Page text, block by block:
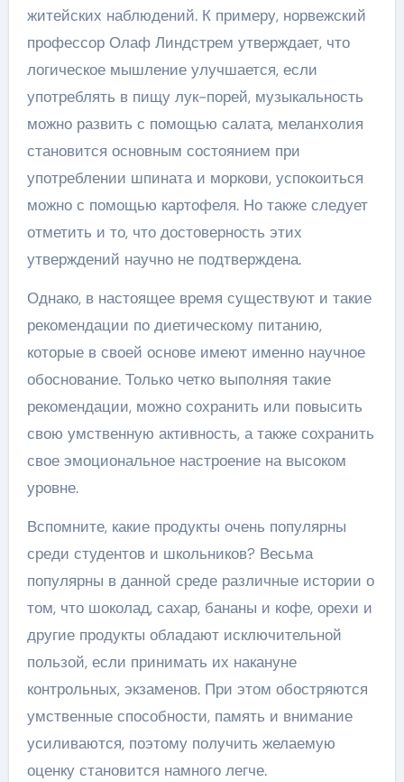
житейских наблюдений. К примеру, норвежский
профессор Олаф Линдстрем утверждает, что
логическое мышление улучшается, если
употреблять в пищу лук-порей, музыкальность
можно развить с помощью салата, меланхолия
становится основным состоянием при
употреблении шпината и моркови, успокоиться
можно с помощью картофеля. Но также следует
отметить и то, что достоверность этих
утверждений научно не подтверждена.
Однако, в настоящее время существуют и такие
рекомендации по диетическому питанию,
которые в своей основе имеют именно научное
обоснование. Только четко выполняя такие
рекомендации, можно сохранить или повысить
свою умственную активность, а также сохранить
свое эмоциональное настроение на высоком
уровне.
Вспомните, какие продукты очень популярны
среди студентов и школьников? Весьма
популярны в данной среде различные истории о
том, что шоколад, сахар, бананы и кофе, орехи и
другие продукты обладают исключительной
пользой, если принимать их накануне
контрольных, экзаменов. При этом обостряются
умственные способности, память и внимание
усиливаются, поэтому получить желаемую
оценку становится намного легче.